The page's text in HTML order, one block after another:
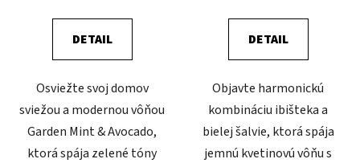
DETAIL
Osviežte svoj domov
sviežou a modernou vôňou
Garden Mint & Avocado,
ktorá spája zelené tóny
DETAIL
Objavte harmonickú
kombináciu ibišteka a
bielej šalvie, ktorá spája
jemnú kvetinovú vôňu s